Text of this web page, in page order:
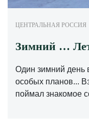
ЦЕНТРАЛЬНАЯ РОССИЯ
Зимний …
Один зимний день
особых планов...
поймал знакомое